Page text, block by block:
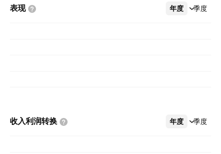
表现 年度 季度
更多
收入利润转换 年度 季度
更多